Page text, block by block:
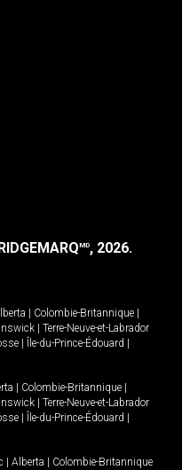
MD, 2026.
Colombie-Britannique
Terre-Neuve-et-Labrador
Île-du-Prince-Édouard
Colombie-Britannique
Terre-Neuve-et-Labrador
Île-du-Prince-Édouard
Alberta
Colombie-Britannique